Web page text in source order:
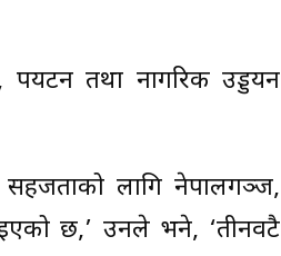
तथा नागरिक उड्डयन
लागि नेपालगञ्ज,
छ,’ उनले भने, ‘तीनवटै